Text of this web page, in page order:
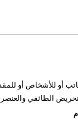
أو للأشخاص أو
الطائفي